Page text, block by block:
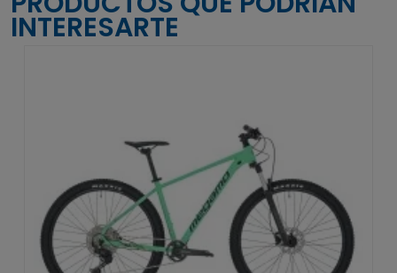
INTERESARTE